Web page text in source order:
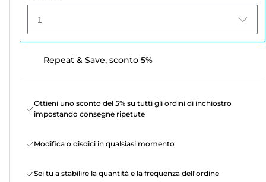
1
Repeat & Save, sconto 5%
Ottieni uno sconto del 5% su tutti gli ordini di inchiostro
impostando consegne ripetute
Modifica o disdici in qualsiasi momento
Sei tu a stabilire la quantità e la frequenza dell'ordine